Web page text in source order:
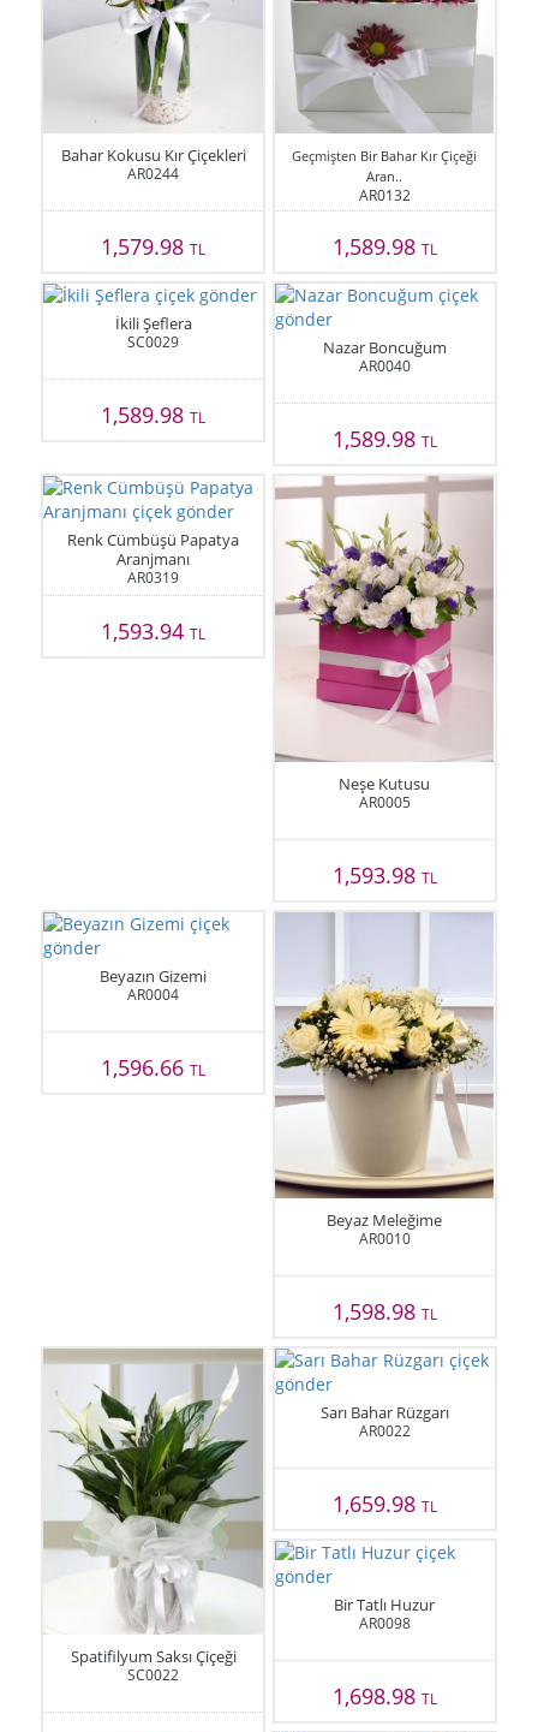
Bahar Kokusu Kır Çiçekleri
AR0244
1,579.98TL
Geçmişten Bir Bahar Kır Çiçeği
Aran..
AR0132
1,589.98 TL
İkili Şeflera
SC0029
1,589.98TL
Nazar Boncuğum
AR0040
1,589.98 TL
Renk Cümbüşü Papatya
Aranjmanı
AR0319
1,593.94TL
Neşe Kutusu
AR0005
1,593.98 TL
Beyazın Gizemi
AR0004
1,596.66TL
Beyaz Meleğime
AR0010
1,598.98 TL
Spatifilyum Saksı Çiçeği
SC0022
Sarı Bahar Rüzgarı
AR0022
1,659.98 TL
Bir Tatlı Huzur
AR0098
1,698.98 TL